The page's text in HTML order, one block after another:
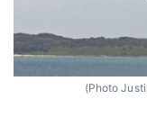
(Photo